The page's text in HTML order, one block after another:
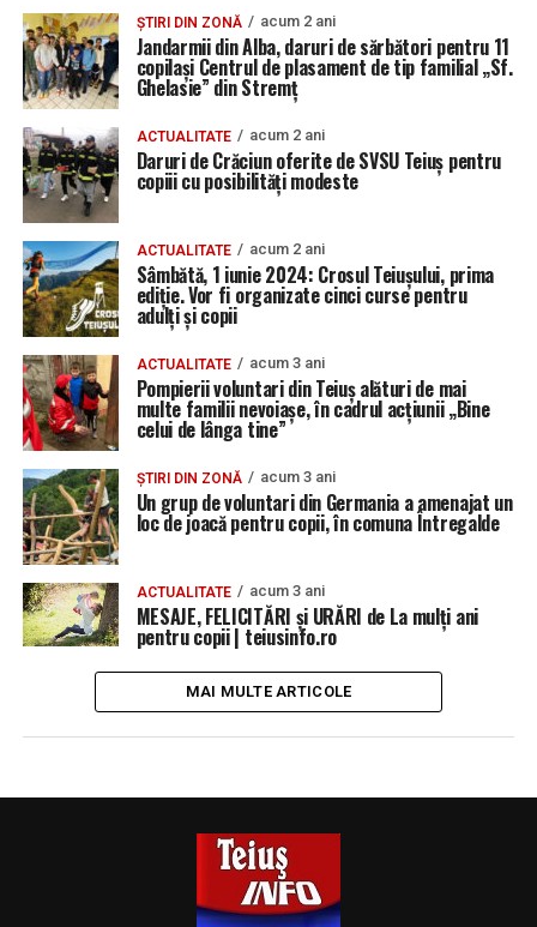
ȘTIRI DIN ZONĂ acum 2 ani
Jandarmii din Alba, daruri de sărbători pentru 11
copilași Centrul de plasament de tip familial „Sf.
Ghelasie” din Stremț
ACTUALITATE acum 2 ani
Daruri de Crăciun oferite de SVSU Teiuș pentru
copiii cu posibilități modeste
ACTUALITATE acum 2 ani
Sâmbătă, 1 iunie 2024: Crosul Teiușului, prima
ediție. Vor fi organizate cinci curse pentru
adulți și copii
ACTUALITATE acum 3 ani
Pompierii voluntari din Teiuș alături de mai
multe familii nevoiașe, în cadrul acțiunii „Bine
celui de lânga tine”
ȘTIRI DIN ZONĂ acum 3 ani
Un grup de voluntari din Germania a amenajat un
loc de joacă pentru copii, în comuna Întregalde
ACTUALITATE acum 3 ani
MESAJE, FELICITĂRI și URĂRI de La mulți ani
pentru copii | teiusinfo.ro
MAI MULTE ARTICOLE